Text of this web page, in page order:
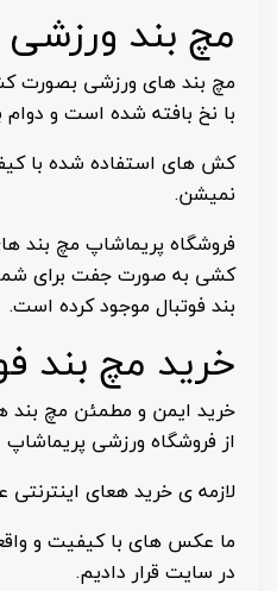
مچ بند ورزشی
مچ بند های ورزشی
با نخ بافته شده است و دوام
کش های استفاده شده با
نمیشن.
فروشگاه پریماشاپ مچ بند
کشی به صورت جفت برای
بند فوتبال موجود کرده است.
خرید مچ بند
خرید ایمن و مطمئن مچ بند
از فروشگاه ورزشی پریماشاپ
لازمه ی خرید هعای
ما عکس های با کیفیت و
در سایت قرار دادیم.